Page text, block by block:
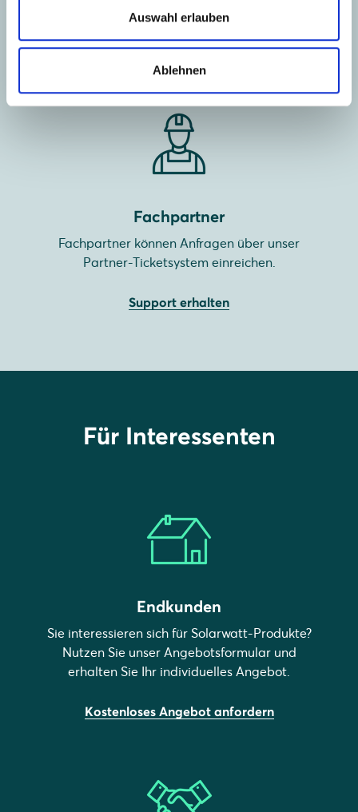
Auswahl erlauben
Ablehnen
um Unterstützung anzufragen.
Support erhalten
Fachpartner
Fachpartner können Anfragen über unser
Partner-Ticketsystem einreichen.
Support erhalten
Für Interessenten
Endkunden
Sie interessieren sich für Solarwatt-Produkte?
Nutzen Sie unser Angebotsformular und
erhalten Sie Ihr individuelles Angebot.
Kostenloses Angebot anfordern